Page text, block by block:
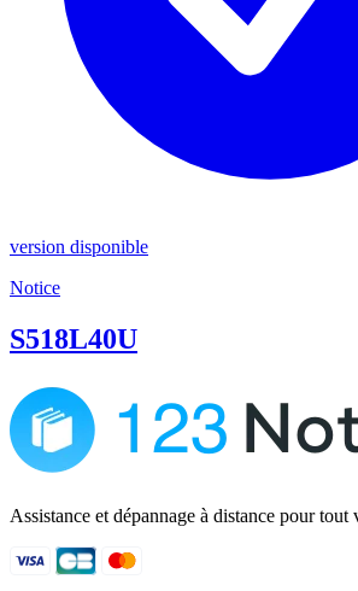
version disponible
Notice
S518L40U
Assistance et dépannage à distance pour tout